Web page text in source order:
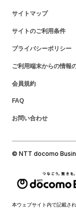
サイトマップ
サイトのご利用条件
プライバシーポリシー
ご利用端末からの情報
会員規約
FAQ
お問い合わせ
© NTT docomo
本ウェブサイト内で記載さ